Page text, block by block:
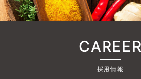
CAREER
採用情報